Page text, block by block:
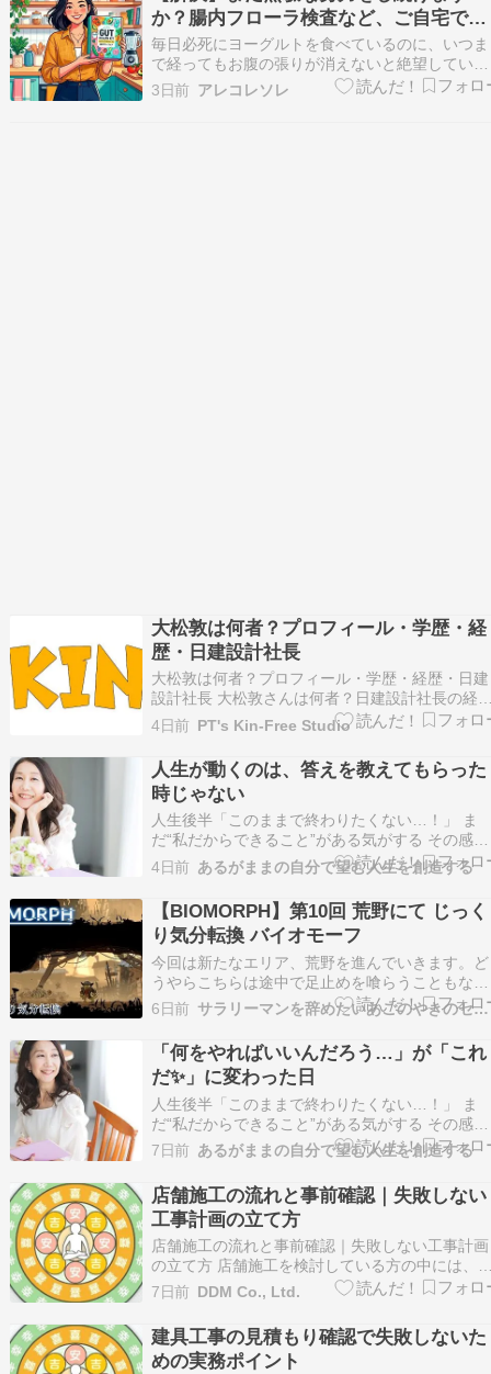
づつ…
か？腸内フローラ検査など、ご自宅でで
きる検査サービスショップ【プリメディ
カショップ】ならたった1回で驚くほど
単に悩みが解消する事実
毎日必死にヨーグルトを食べているのに、いつま
で経ってもお腹の張りが消えないと絶望していま
せんか？ SNSで流行の腸活を試しても自分に合
ず体調が改善しない 身体に良いはずの食事で逆
3日前 アレコレソレ
大松敦は何者？プロフィール・学歴・経
歴・日建設計社長
大松敦は何者？プロフィール・学歴・経歴・日建
設計社長 大松敦さんは何者？日建設計社長の経
や実績を紹介 大松敦さんは、総合設計会社の日
設計で代表取締役社長を務める一級建築士です。
東京ミッドタウン六本木・日比谷、東京駅八重洲
口開発、渋谷駅周辺再開発など、東京都内の大規
模な都市開…
4日前 PT's Kin-Free Studio
人生が動くのは、答えを教えてもらった
時じゃない
人生後半「このままで終わりたくない…！」 ま
だ“私だからできること”がある気がする その感覚
は魂からのサイン 足りない何かを埋めようとし
も答えを探しに行っても どこか満たされなかっ
のは “魂が望む生き方”をまだ生きれてないから
う無理に頑張らなくていい“あなただけの答え”…
4日前 あるがままの自分で望む人生を創造する
【BIOMORPH】第10回 荒野にて じっく
り気分転換 バイオモーフ
今回は新たなエリア、荒野を進んでいきます。ど
うやらこちらは途中で足止めを喰らうこともなく
先へ。このまま順調に進めればいいですが。【ロ
ケーション】ブライトムーアメゾスカイウェイ荒
地【クエスト】脱走したスカルガト溜まらないタ
ンク恩送り謎の数字秘密の暗証番号モグラ号フェ
ロックスであそぼ…
6日前 サラリーマンを辞めたいあごのやきのセミリタイアできるかな
「何をやればいいんだろう…」が「これ
だ✨」に変わった日
人生後半「このままで終わりたくない…！」 ま
だ“私だからできること”がある気がする その感覚
は魂からのサイン 足りない何かを埋めようとし
も答えを探しに行っても どこか満たされなかっ
のは “魂が望む生き方”をまだ生きれてないから
う無理に頑張らなくていい“あなただけの答え”…
7日前 あるがままの自分で望む人生を創造する
店舗施工の流れと事前確認｜失敗しない
工事計画の立て方
店舗施工の流れと事前確認｜失敗しない工事計画
の立て方 店舗施工を検討している方の中には、
「どのような流れで工事が進むのか」「事前に何
を確認しておくべきか」といった疑問を抱えてい
る方が多いのではないでしょうか。 店舗施工は
デザイン・設計から施工完了まで複数の段階を経
ます。 各段階…
7日前 DDM Co., Ltd.
建具工事の見積もり確認で失敗しないた
めの実務ポイント